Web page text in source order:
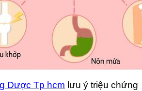
Dược Tp hcm lưu ý triệu chứng